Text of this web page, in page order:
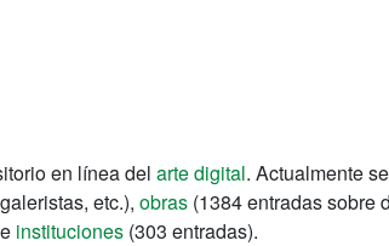
en línea del arte digital. Actualmente
etc.), obras (1384 entradas sobre
instituciones (303 entradas).